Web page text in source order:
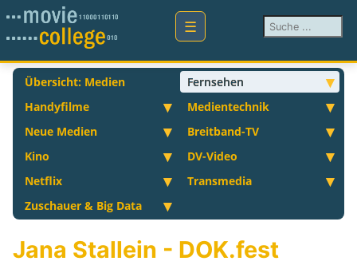
Suchen ...
Übersicht: Medien
Fernsehen
Handyfilme
Medientechnik
Neue Medien
Breitband-TV
Kino
DV-Video
Netflix
Transmedia
Zuschauer & Big Data
Jana Stallein - DOK.fest